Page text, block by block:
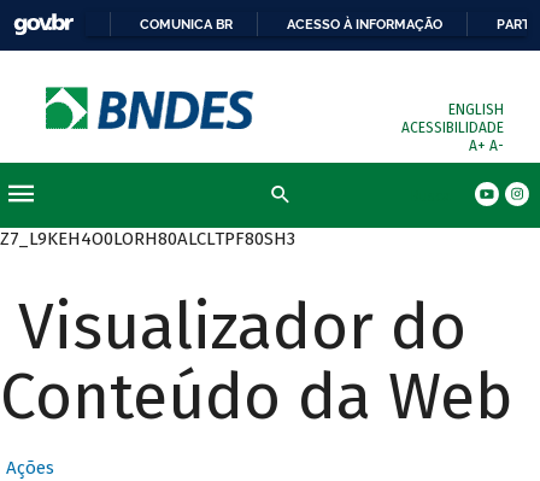
COMUNICA BR ACESSO À INFORMAÇÃO
ENGLISH
ACESSIBILIDADE
A+ A-
Z7_L9KEH4O0LORH80ALCLTPF80SH3
Visualizador do
Conteúdo da Web
Ações